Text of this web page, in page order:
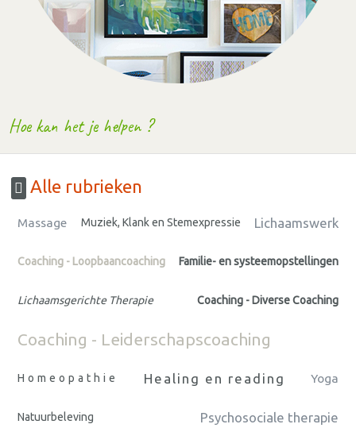
Hoe kan het je helpen ?
Alle rubrieken
Massage Muziek, Klank en Stemexpressie Lichaamswerk
Coaching - Loopbaancoaching Familie- en systeemopstellingen
Lichaamsgerichte Therapie Coaching - Diverse Coaching
Coaching - Leiderschapscoaching
Homeopathie Healing en reading Yoga
Natuurbeleving Psychosociale therapie